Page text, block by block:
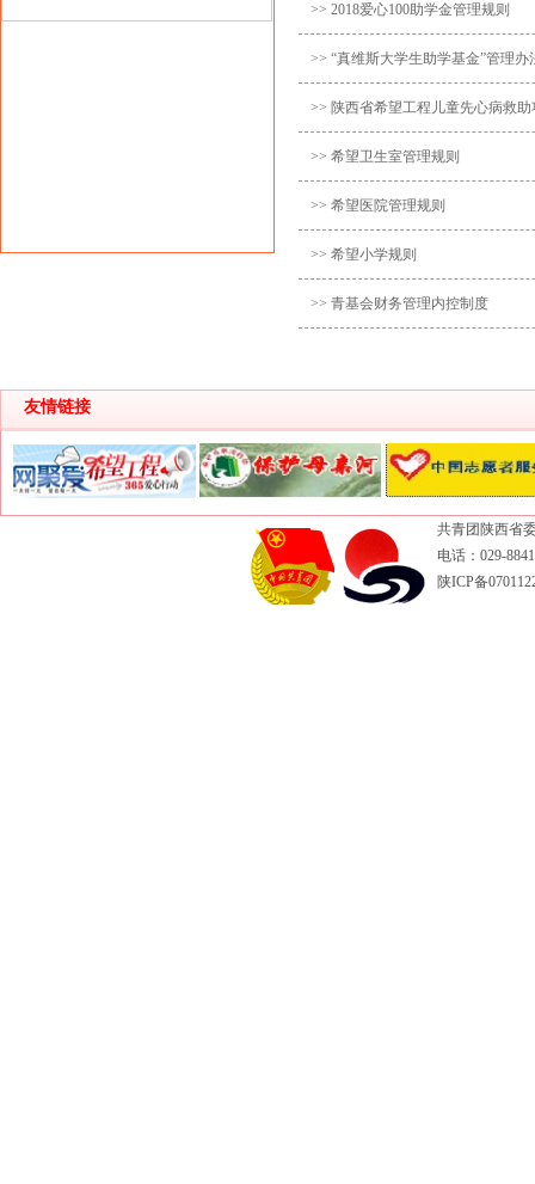
>> 2018爱心100助学金管理规则
>> “真维斯大学生助学基金”管理办
>> 陕西省希望工程儿童先心病救
>> 希望卫生室管理规则
>> 希望医院管理规则
>> 希望小学规则
>> 青基会财务管理内控制度
友情链接
共青团陕西省
电话：029-
陕ICP备